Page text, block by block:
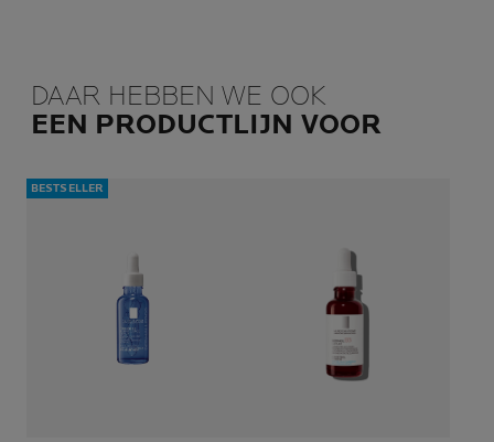
DAAR HEBBEN WE OOK
EEN PRODUCTLIJN VOOR
BESTSELLER